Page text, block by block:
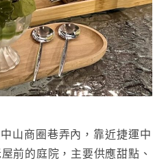
中山商圈巷弄內，靠近捷運中
前的庭院，主要供應甜點、